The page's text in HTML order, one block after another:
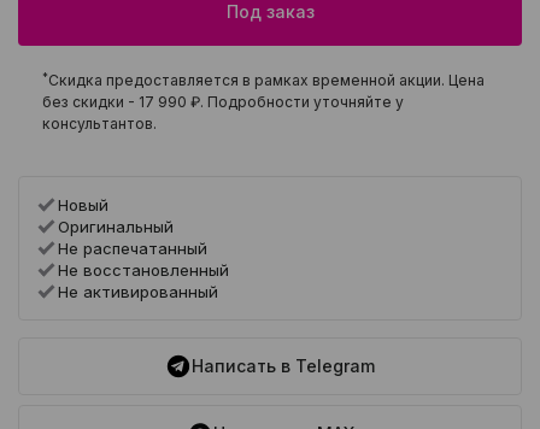
Под заказ
*Скидка предоставляется в рамках временной акции. Цена
без скидки - 17 990 ₽. Подробности уточняйте у
консультантов.
Новый
Оригинальный
Не распечатанный
Не восстановленный
Не активированный
Написать в Telegram